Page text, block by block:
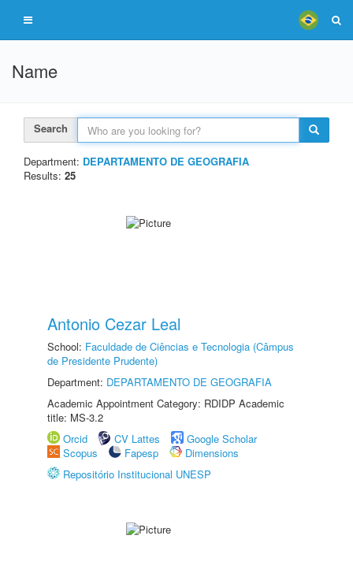
Name
Search
Department: DEPARTAMENTO DE GEOGRAFIA
Results: 25
Antonio Cezar Leal
School: Faculdade de Ciências e Tecnologia (Câmpus
de Presidente Prudente)
Department: DEPARTAMENTO DE GEOGRAFIA
Academic Appointment Category: RDIDP Academic
title: MS-3.2
Orcid
CV Lattes
Google Scholar
Scopus
Fapesp
Dimensions
Repositório Institucional UNESP